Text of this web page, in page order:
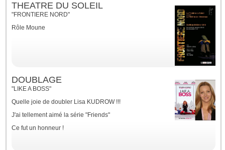
THEATRE DU SOLEIL
"FRONTIERE NORD"
Rôle Moune
DOUBLAGE
"LIKE A BOSS"
Quelle joie de doubler Lisa KUDROW !!!
J'ai tellement aimé la série "Friends"
Ce fut un honneur !